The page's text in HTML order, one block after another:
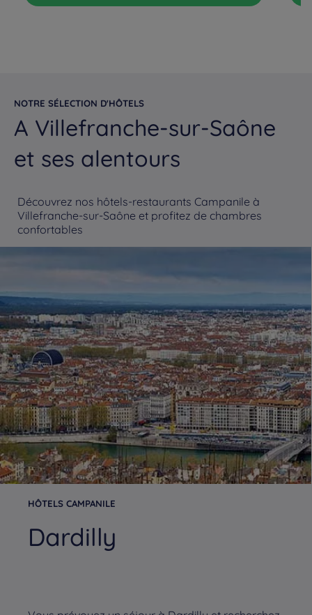
NOTRE SÉLECTION D'HÔTELS
A Villefranche-sur-Saône
et ses alentours
Découvrez nos hôtels-restaurants Campanile à
Villefranche-sur-Saône et profitez de chambres
confortables
HÔTELS CAMPANILE
Dardilly